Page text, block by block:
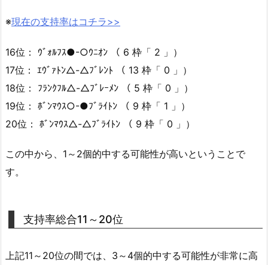
※現在の支持率はコチラ>>
16位： ｳﾞｫﾙﾌｽ●-○ｳﾆｵﾝ （ 6 枠「 2 」）
17位： ｴｳﾞｧﾄﾝ△-△ﾌﾞﾚﾝﾄ （ 13 枠「 0 」）
18位： ﾌﾗﾝｸﾌﾙ△-△ﾌﾞﾚｰﾒﾝ （ 5 枠「 0 」）
19位： ﾎﾞﾝﾏｳｽ○-●ﾌﾞﾗｲﾄﾝ （ 9 枠「 1 」）
20位： ﾎﾞﾝﾏｳｽ△-△ﾌﾞﾗｲﾄﾝ （ 9 枠「 0 」）
この中から、1～2個的中する可能性が高いということで
す。
支持率総合11～20位
上記11～20位の間では、3～4個的中する可能性が非常に高